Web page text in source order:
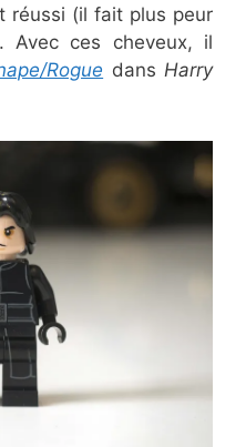
réussi (il fait plus peur
Avec ces cheveux, il
Rogue dansHarry